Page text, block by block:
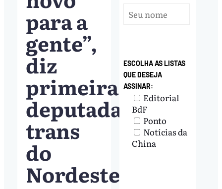
para a
gente”,
diz
primeira
deputada
trans
do
Nordeste
ESCOLHA AS LISTAS
QUE DESEJA
ASSINAR:
Editorial
BdF
Ponto
Notícias da
China